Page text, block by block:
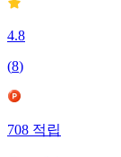
4.8
(8)
708적립